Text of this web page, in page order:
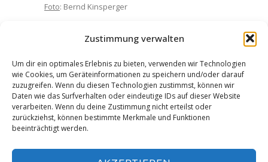
Zustimmung verwalten
Um dir ein optimales Erlebnis zu bieten, verwenden wir Technologien
wie Cookies, um Geräteinformationen zu speichern und/oder darauf
zuzugreifen. Wenn du diesen Technologien zustimmst, können wir
Daten wie das Surfverhalten oder eindeutige IDs auf dieser Website
verarbeiten. Wenn du deine Zustimmung nicht erteilst oder
zurückziehst, können bestimmte Merkmale und Funktionen
beeinträchtigt werden.
Foto: Bernd Kinsperger
Facebook Twitter
Pinterest
Google+
LinkedIn E-Mail